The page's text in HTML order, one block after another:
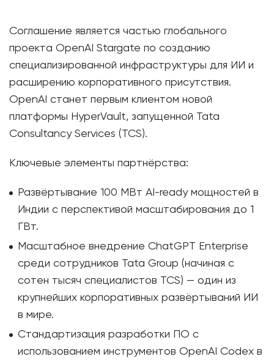
Соглашение является частью глобального
проекта OpenAI Stargate по созданию
специализированной инфраструктуры для ИИ и
расширению корпоративного присутствия.
OpenAI станет первым клиентом новой
платформы HyperVault, запущенной Tata
Consultancy Services (TCS).
Ключевые элементы партнёрства:
Развёртывание 100 МВт AI-ready мощностей в
Индии с перспективой масштабирования до 1
ГВт.
Масштабное внедрение ChatGPT Enterprise
среди сотрудников Tata Group (начиная с
сотен тысяч специалистов TCS) — один из
крупнейших корпоративных развёртываний ИИ
в мире.
Стандартизация разработки ПО с
использованием инструментов OpenAI Codex в